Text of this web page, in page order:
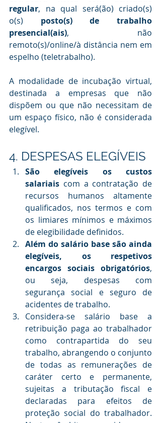
regular, na qual será(ão) criado(s)
o(s) posto(s) de trabalho
presencial(ais), não
remoto(s)/online/à distância nem em
espelho (teletrabalho).
A modalidade de incubação virtual,
destinada a empresas que não
dispõem ou que não necessitam de
um espaço físico, não é considerada
elegível.
4. DESPESAS ELEGÍVEIS
São elegíveis os custos
salariais com a contratação de
recursos humanos altamente
qualificados, nos termos e com
os limiares mínimos e máximos
de elegibilidade definidos.
Além do salário base são ainda
elegíveis, os respetivos
encargos sociais obrigatórios,
ou seja, despesas com
segurança social e seguro de
acidentes de trabalho.
Considera-se salário base a
retribuição paga ao trabalhador
como contrapartida do seu
trabalho, abrangendo o conjunto
de todas as remunerações de
caráter certo e permanente,
sujeitas a tributação fiscal e
declaradas para efeitos de
proteção social do trabalhador.